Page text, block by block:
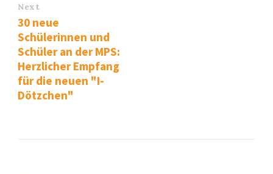
Next
30 neue
Schülerinnen und
Schüler an der MPS:
Herzlicher Empfang
für die neuen "I-
Dötzchen"